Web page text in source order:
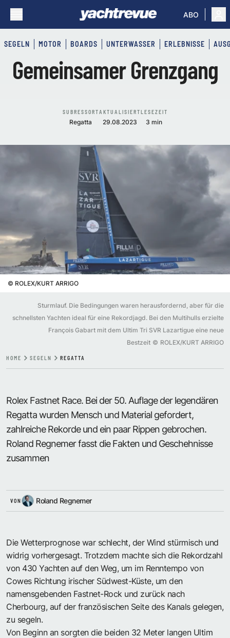
ABO
SEGELN MOTOR BOARDS UNTERWASSER ERLEBNISSE
Gemeinsamer Grenzgang
SUBRESSORT
Regatta
AKTUALISIERT
29.08.2023
LESEZEIT
3 min
© ROLEX/KURT ARRIGO
Sturmlauf. Die Bedingungen waren herausfordernd, aber für die
schnellsten Yachten ideal für eine Rekordjagd. Bei den Multihulls erzielte
François Gabart mit dem Ultim Tri SVR Lazartigue eine neue
Bestzeit © ROLEX/KURT ARRIGO
HOME SEGELN REGATTA
Rolex Fastnet Race. Bei der 50. Auflage der legendären
Regatta wurden Mensch und Material gefordert,
zahlreiche Rekorde und ein paar Rippen gebrochen.
Roland Regnemer fasst die Fakten und Geschehnisse
zusammen
VON Roland Regnemer
Die Wetterprognose war schlecht, der Wind stürmisch und
widrig vorhergesagt. Trotzdem machte sich die Rekordzahl
von 430 Yachten auf den Weg, um im Renntempo von
Cowes Richtung irischer Südwest-Küste, um den
namensgebenden Fastnet-Rock und zurück nach
Cherbourg, auf der französischen Seite des Kanals gelegen,
zu segeln.
Von Beginn an sorgten die beiden 32 Meter langen Ultim